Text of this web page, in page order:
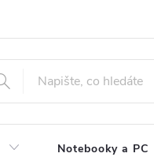
Notebooky a PC